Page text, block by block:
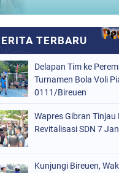
Delapan Tim ke
Turnamen Bola Voli
0111/Bireuen
Wapres Gibran Tinjau
Revitalisasi SDN 7
Kunjungi Bireuen,